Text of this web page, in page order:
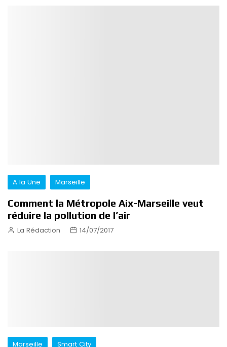
A la Une Marseille
Comment la Métropole Aix-Marseille veut
réduire la pollution de l’air
La Rédaction 14/07/2017
Marseille Smart City